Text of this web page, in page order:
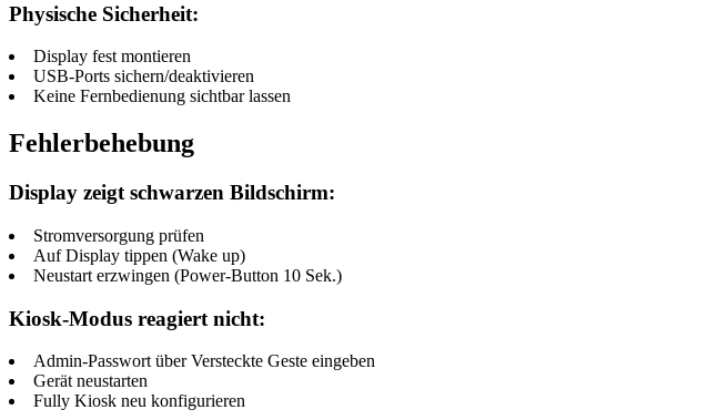
Physische Sicherheit:
Display fest montieren
USB-Ports sichern/deaktivieren
Keine Fernbedienung sichtbar lassen
Fehlerbehebung
Display zeigt schwarzen Bildschirm:
Stromversorgung prüfen
Auf Display tippen (Wake up)
Neustart erzwingen (Power-Button 10 Sek.)
Kiosk-Modus reagiert nicht:
Admin-Passwort über Versteckte Geste eingeben
Gerät neustarten
Fully Kiosk neu konfigurieren